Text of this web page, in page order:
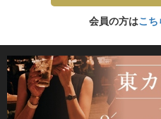
会員の方はこ